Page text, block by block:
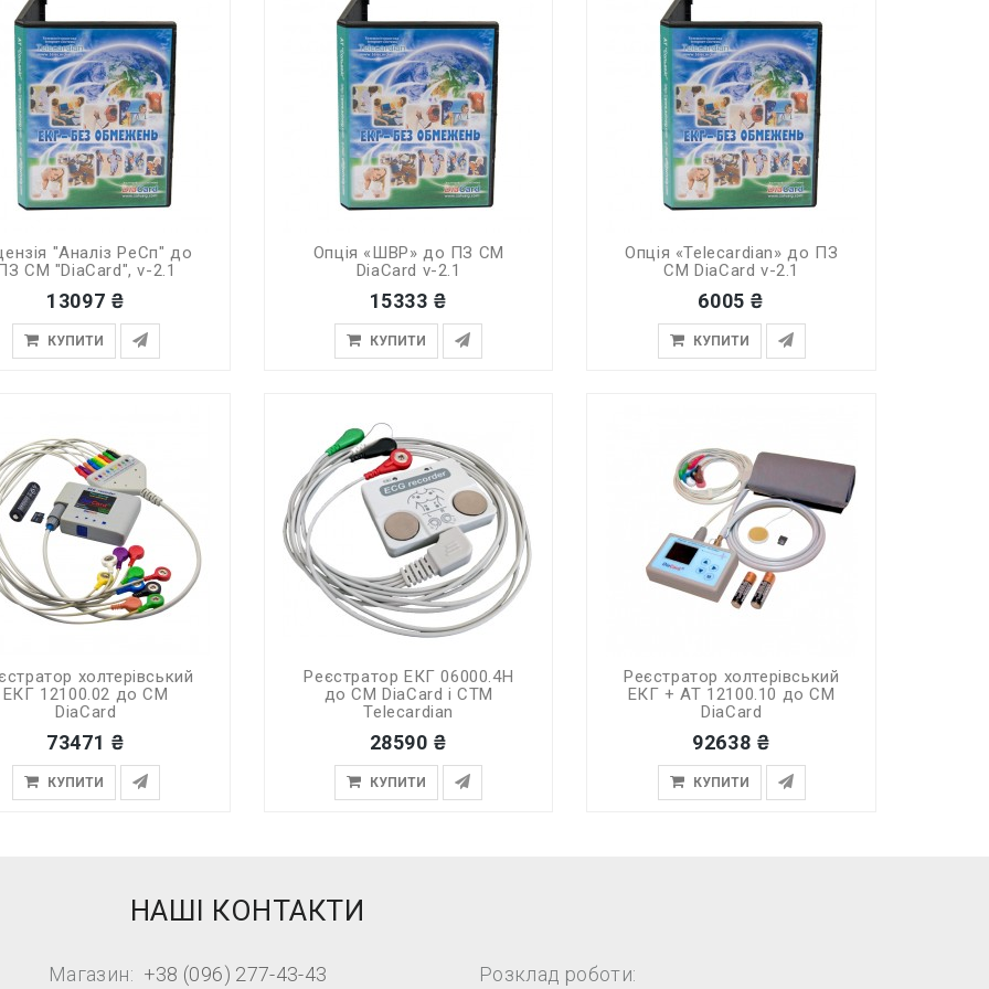
"Аналіз РеСп" до
СМ "DiaCard", v-2.1
13097 ₴
КУПИТИ
Опція «ШВР» до ПЗ СМ
DiaCard v-2.1
15333 ₴
КУПИТИ
Опція «Telecardian» до ПЗ
СМ DiaCard v-2.1
6005 ₴
КУПИТИ
холтерівський
ЕКГ 12100.02 до СМ
DiaCard
73471 ₴
КУПИТИ
Реєстратор ЕКГ 06000.4H
до СМ DiaCard і СТМ
Telecardian
28590 ₴
КУПИТИ
Реєстратор холтерівський
ЕКГ + АТ 12100.10 до СМ
DiaCard
92638 ₴
КУПИТИ
НАШІ КОНТАКТИ
Магазин: +38 (096) 277-43-43 Розклад роботи: